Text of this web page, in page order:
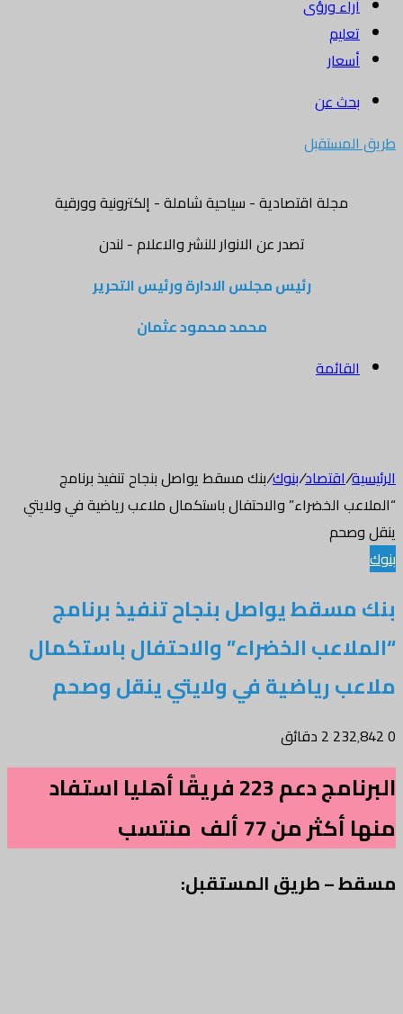
أراء ورؤى
تعليم
أسعار
بحث عن
طريق المستقبل
مجلة اقتصادية - سياحية شاملة - إلكترونية وورقية
تصدر عن الانوار للنشر والاعلام - لندن
رئيس مجلس الادارة ورئيس التحرير
محمد محمود عثمان
القائمة
الرئيسية/اقتصاد/بنوك/بنك مسقط يواصل بنجاح تنفيذ برنامج
“الملاعب الخضراء” والاحتفال باستكمال ملاعب رياضية في ولايتي
ينقل وصحم
بنوك
بنك مسقط يواصل بنجاح تنفيذ برنامج
“الملاعب الخضراء” والاحتفال باستكمال
ملاعب رياضية في ولايتي ينقل وصحم
0 2 دقائق
البرنامج دعم 223 فريقًا أهليا استفاد
منها أكثر من 77 ألف منتسب
مسقط – طريق المستقبل: